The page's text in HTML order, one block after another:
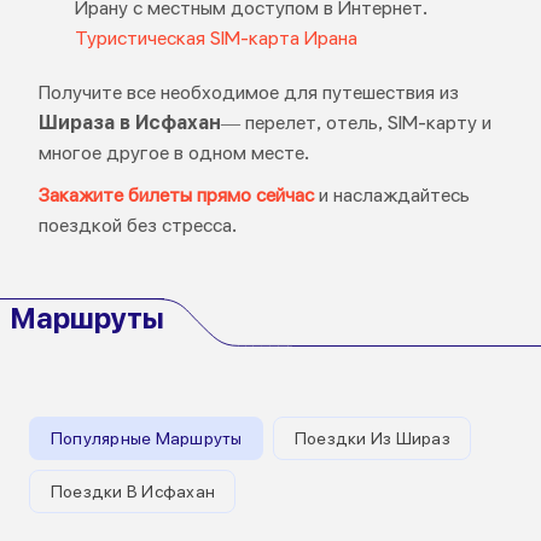
Ирану с местным доступом в Интернет.
Туристическая SIM-карта Ирана
Получите все необходимое для путешествия из
Шираза в Исфахан— перелет, отель, SIM-карту и
многое другое в одном месте.
Закажите билеты прямо сейчаси наслаждайтесь
поездкой без стресса.
Маршруты
Популярные Маршруты Поездки Из Шираз
Поездки В Исфахан